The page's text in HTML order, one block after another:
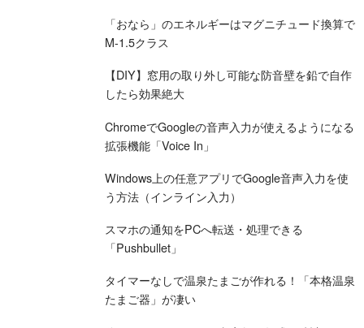
「おなら」のエネルギーはマグニチュード換算で
M-1.5クラス
【DIY】窓用の取り外し可能な防音壁を鉛で自作
したら効果絶大
ChromeでGoogleの音声入力が使えるようになる
拡張機能「Voice In」
Windows上の任意アプリでGoogle音声入力を使
う方法（インライン入力）
スマホの通知をPCへ転送・処理できる
「Pushbullet」
タイマーなしで温泉たまごが作れる！「本格温泉
たまご器」が凄い